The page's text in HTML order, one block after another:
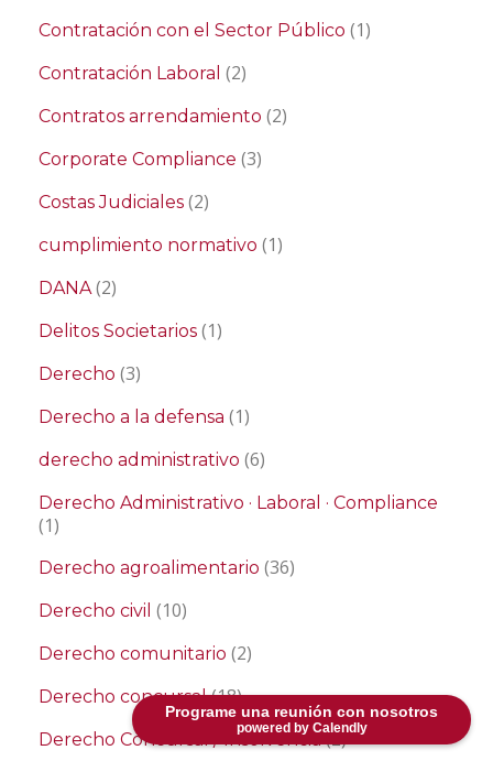
Programe una reunión con nosotros
powered by Calendly
Contratación con el Sector Público (1)
Contratación Laboral (2)
Contratos arrendamiento (2)
Corporate Compliance (3)
Costas Judiciales (2)
cumplimiento normativo (1)
DANA(2)
Delitos Societarios (1)
Derecho (3)
Derecho a la defensa (1)
derecho administrativo (6)
Derecho Administrativo · Laboral · Compliance
(1)
Derecho agroalimentario (36)
Derecho civil (10)
Derecho comunitario (2)
Derecho concursal(18)
Derecho Concursal / Insolvencia(2)